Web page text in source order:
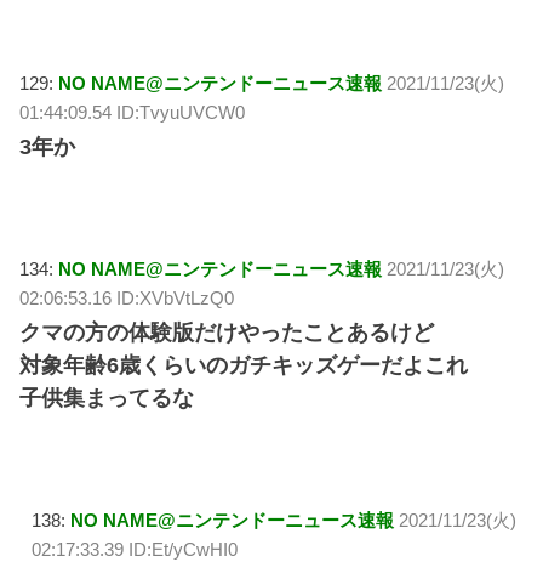
129: NO NAME@ニンテンドーニュース速報 2021/11/23(火)
01:44:09.54 ID:TvyuUVCW0
3年か
134: NO NAME@ニンテンドーニュース速報 2021/11/23(火)
02:06:53.16 ID:XVbVtLzQ0
クマの方の体験版だけやったことあるけど
対象年齢6歳くらいのガチキッズゲーだよこれ
子供集まってるな
138: NO NAME@ニンテンドーニュース速報 2021/11/23(火)
02:17:33.39 ID:Et/yCwHI0